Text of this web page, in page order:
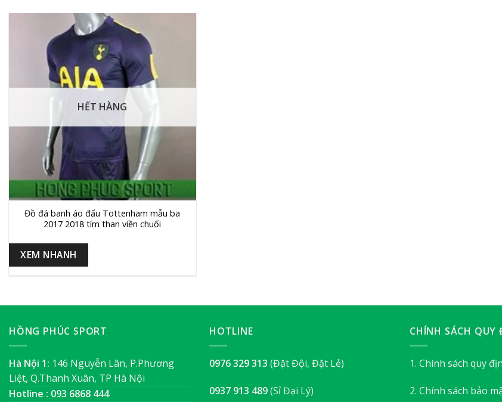
HẾT HÀNG
Đồ đá banh áo đấu Tottenham mẫu ba
2017 2018 tím than viền chuối
XEM NHANH
HỒNG PHÚC SPORT
Hà Nội 1: 146 Nguyễn Lân, P.Phương
Liệt, Q.Thanh Xuân, TP Hà Nội
Hotline : 093 6868 444
HOTLINE
0976 329 313 (Đặt Đội, Đặt Lẻ)
0937 913 489(Sỉ Đại Lý)
CHÍNH SÁCH QUY
1. Chính sách quy
2. Chính sách bảo